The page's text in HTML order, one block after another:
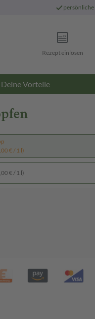
persönliche
Rezept einlösen
Deine Vorteile
€ / 1 l)
€ / 1 l)